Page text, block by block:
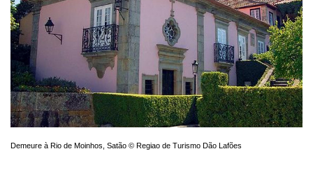
Demeure à Rio de Moinhos, Satão © Regiao de Turismo Dão Lafões